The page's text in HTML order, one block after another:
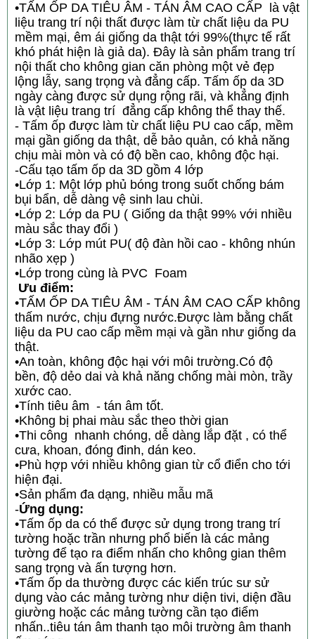
•TẤM ỐP DA TIÊU ÂM - TÁN ÂM CAO CẤP là vật
liệu trang trí nội thất được làm từ chất liệu da PU
mềm mại, êm ái giống da thật tới 99%(thực tế rất
khó phát hiện là giả da). Đây là sản phẩm trang trí
nội thất cho không gian căn phòng một vẻ đẹp
lộng lẫy, sang trọng và đẳng cấp. Tấm ốp da 3D
ngày càng được sử dụng rộng rãi, và khẳng định
là vật liệu trang trí đẳng cấp không thể thay thế.
- Tấm ốp được làm từ chất liệu PU cao cấp, mềm
mại gần giống da thật, dễ bảo quản, có khả năng
chịu mài mòn và có độ bền cao, không độc hại.
-Cấu tạo tấm ốp da 3D gồm 4 lớp
•Lớp 1: Một lớp phủ bóng trong suốt chống bám
bụi bẩn, dễ dàng vệ sinh lau chùi.
•Lớp 2: Lớp da PU ( Giống da thật 99% với nhiều
màu sắc thay đổi )
•Lớp 3: Lớp mút PU( độ đàn hồi cao - không nhún
nhão xẹp )
•Lớp trong cùng là PVC Foam
Ưu điểm:
•TẤM ỐP DA TIÊU ÂM - TÁN ÂM CAO CẤP không
thấm nước, chịu đựng nước.Được làm bằng chất
liệu da PU cao cấp mềm mại và gần như giống da
thật.
•An toàn, không độc hại với môi trường.Có độ
bền, độ dẻo dai và khả năng chống mài mòn, trầy
xước cao.
•Tính tiêu âm - tán âm tốt.
•Không bị phai màu sắc theo thời gian
•Thi công nhanh chóng, dễ dàng lắp đặt , có thể
cưa, khoan, đóng đinh, dán keo.
•Phù hợp với nhiều không gian từ cổ điển cho tới
hiện đại.
•Sản phẩm đa dạng, nhiều mẫu mã
-Ứng dụng:
•Tấm ốp da có thể được sử dụng trong trang trí
tường hoặc trần nhưng phổ biến là các mảng
tường để tạo ra điểm nhấn cho không gian thêm
sang trọng và ấn tượng hơn.
•Tấm ốp da thường được các kiến trúc sư sử
dụng vào các mảng tường như diện tivi, diện đầu
giường hoặc các mảng tường cần tạo điểm
nhấn..tiêu tán âm thanh tạo môi trường âm thanh